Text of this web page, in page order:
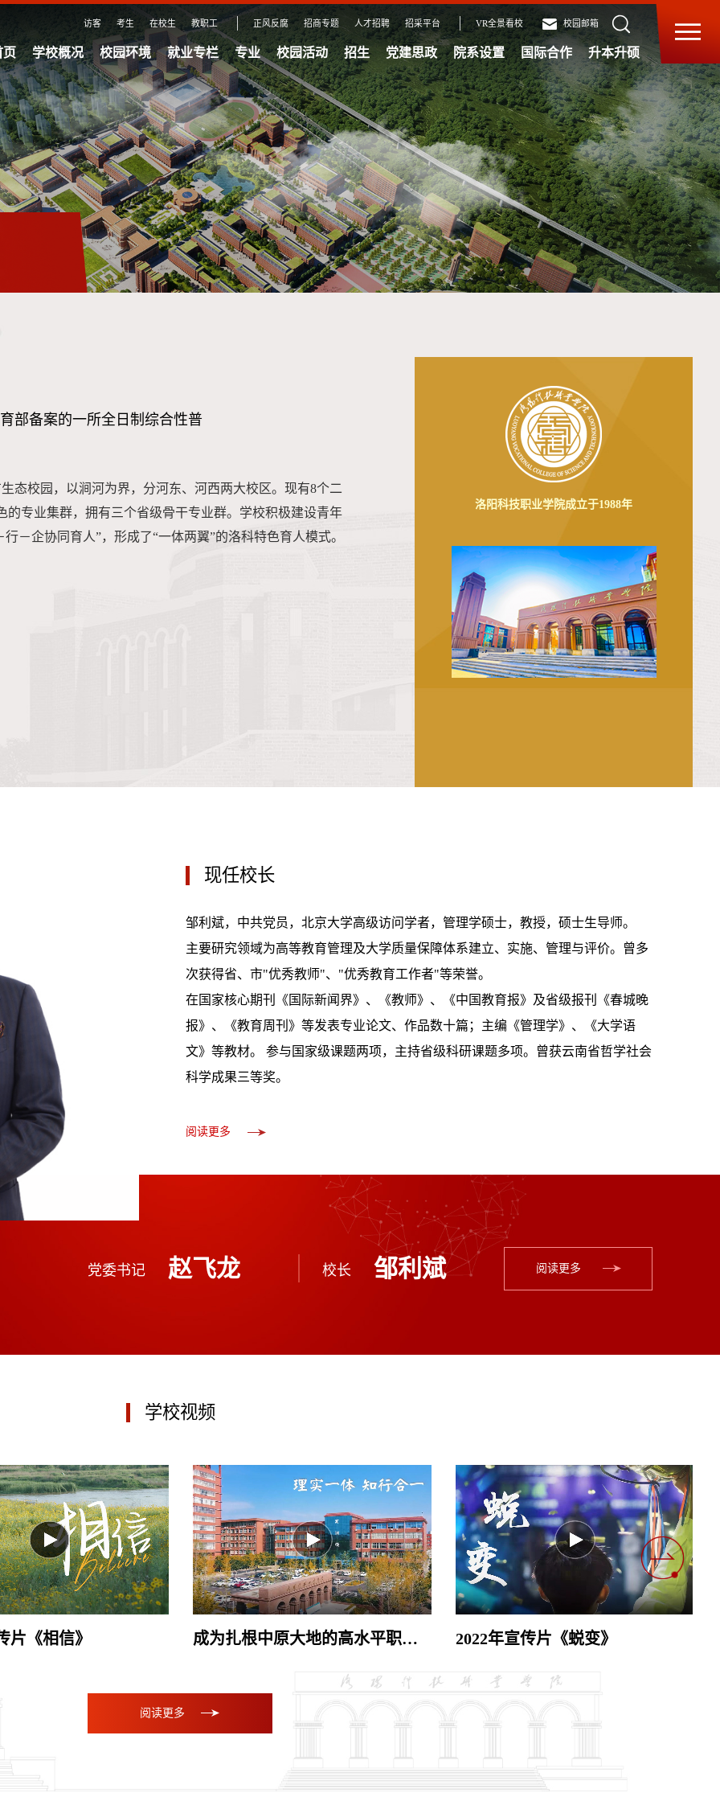
校园邮箱
访客 考生 在校生 教职工 正风反腐 招商专题 人才招聘 招采平台 VR全景看校
页 学校概况 校园环境 就业专栏 专业 校园活动 招生 党建思政 院系设置 国际合作 升本升硕
部备案的一所全日制综合性普
校园，以涧河为界，分河东、河西两大校区。现有8个二
专业集群，拥有三个省级骨干专业群。学校积极建设青年
－企协同育人”，形成了“一体两翼”的洛科特色育人模式。
洛阳科技职业学院成立于1988年
现任校长
邹利斌，中共党员，北京大学高级访问学者，管理学硕士，教授，硕士生导师。
主要研究领域为高等教育管理及大学质量保障体系建立、实施、管理与评价。曾多
次获得省、市"优秀教师"、"优秀教育工作者"等荣誉。
在国家核心期刊《国际新闻界》、《教师》、《中国教育报》及省级报刊《春城晚
报》、《教育周刊》等发表专业论文、作品数十篇；主编《管理学》、《大学语
文》等教材。 参与国家级课题两项，主持省级科研课题多项。曾获云南省哲学社会
科学成果三等奖。
阅读更多
党委书记 赵飞龙 校长 邹利斌 阅读更多
学校视频
片《相信》 成为扎根中原大地的高水平职业技术大学 2022年宣传片《蜕变》
阅读更多